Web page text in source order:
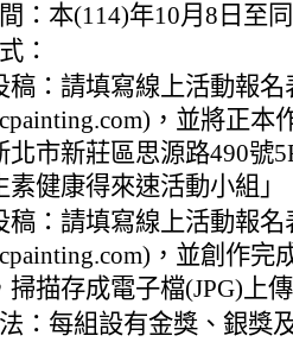
：本(114)年10月8日至
：
稿：請填寫線上活動報
，並將正本
北市新莊區思源路490號
素健康得來速活動小組」
稿：請填寫線上活動報
，並創作完
掃描存成電子檔(JPG)上
：每組設有金獎、銀獎